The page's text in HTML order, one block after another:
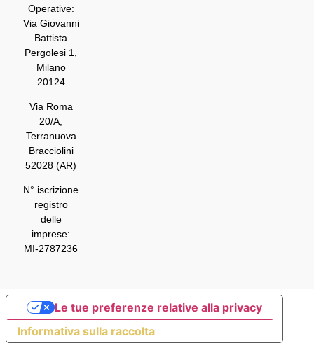
Operative:
Via Giovanni
Battista
Pergolesi 1,
Milano
20124
Via Roma
20/A,
Terranuova
Bracciolini
52028 (AR)
N° iscrizione
registro
delle
imprese:
MI-2787236
Informativa sulla raccolta
Le tue preferenze relative alla privacy